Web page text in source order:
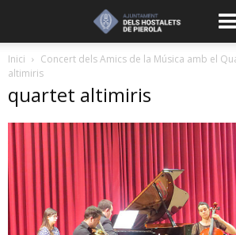
Inici Concert dels Amics de la Música amb el
altimiris
quartet altimiris